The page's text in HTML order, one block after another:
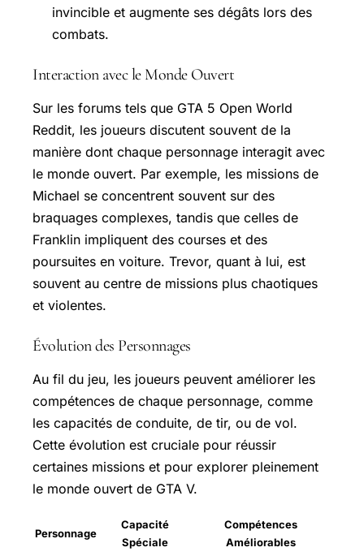
invincible et augmente ses dégâts lors des
combats.
Interaction avec le Monde Ouvert
Sur les forums tels que GTA 5 Open World
Reddit, les joueurs discutent souvent de la
manière dont chaque personnage interagit avec
le monde ouvert. Par exemple, les missions de
Michael se concentrent souvent sur des
braquages complexes, tandis que celles de
Franklin impliquent des courses et des
poursuites en voiture. Trevor, quant à lui, est
souvent au centre de missions plus chaotiques
et violentes.
Évolution des Personnages
Au fil du jeu, les joueurs peuvent améliorer les
compétences de chaque personnage, comme
les capacités de conduite, de tir, ou de vol.
Cette évolution est cruciale pour réussir
certaines missions et pour explorer pleinement
le monde ouvert de GTA V.
Personnage
Capacité
Spéciale
Compétences
Améliorables